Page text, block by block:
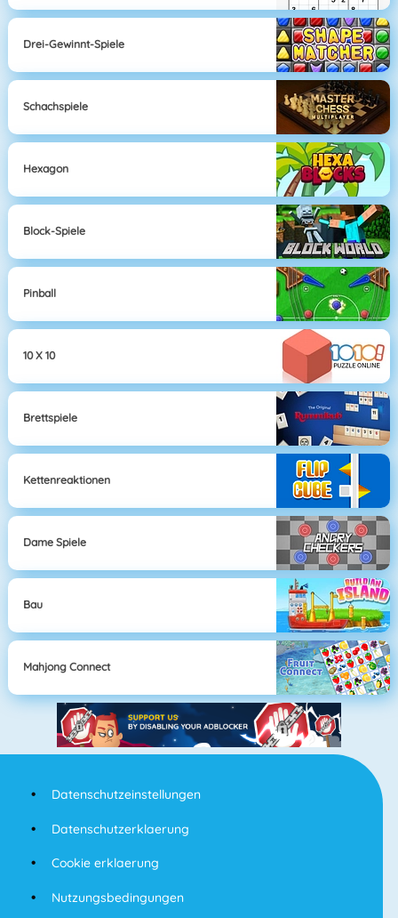
Drei-Gewinnt-Spiele
Schachspiele
Hexagon
Block-Spiele
Pinball
10 X 10
Brettspiele
Kettenreaktionen
Dame Spiele
Bau
Mahjong Connect
Datenschutzeinstellungen
Datenschutzerklaerung
Cookie erklaerung
Nutzungsbedingungen